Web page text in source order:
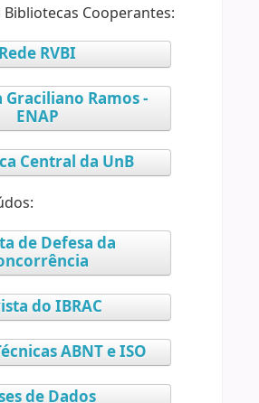
Cooperantes:
Rede RVBI
Ramos -
ENAP
Central da UnB
de Defesa da
do IBRAC
ABNT e ISO
de Dados